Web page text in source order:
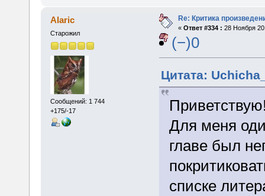
Alaric
Старожил
Сообщений: 1 744
+175/-17
Re: Критика
« Ответ #334 : 28 Ноября
(−)0
Цитата:
Для меня
главе был
списке